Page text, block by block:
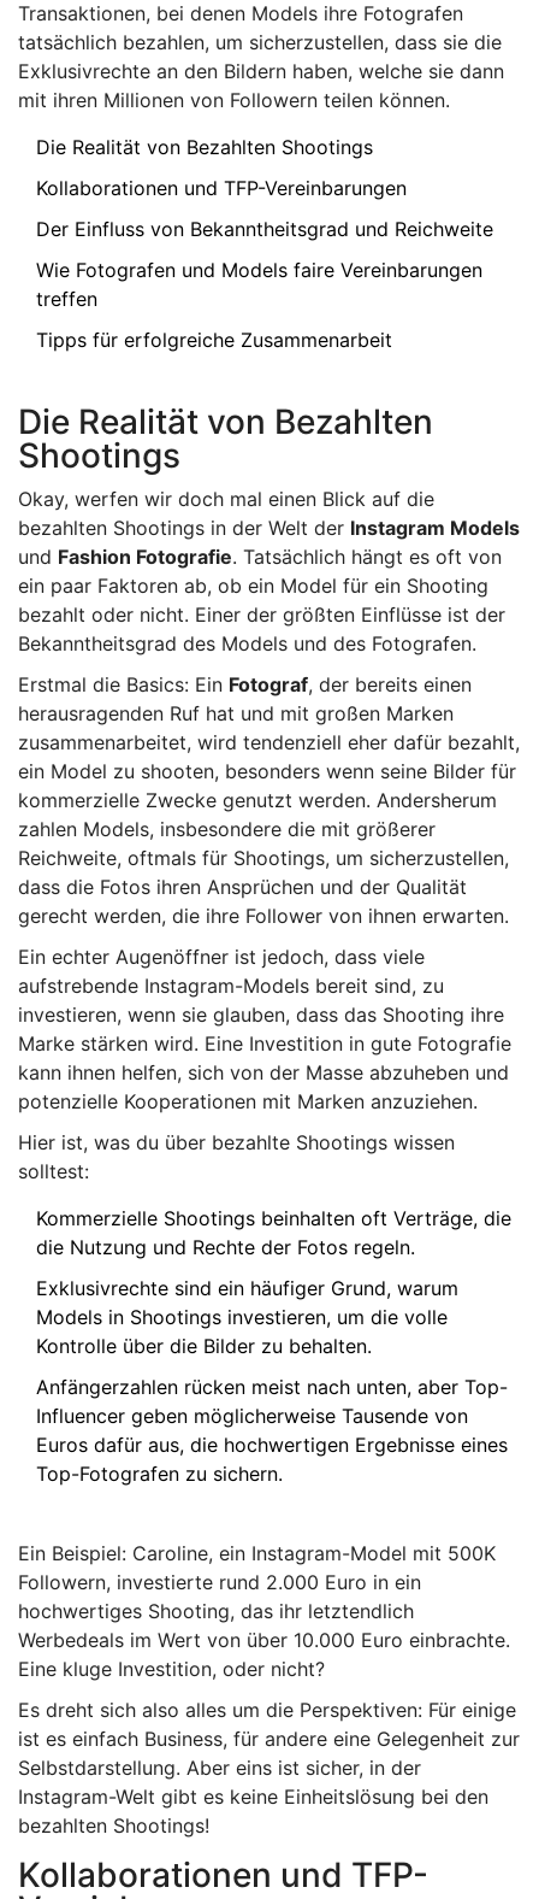
Transaktionen, bei denen Models ihre Fotografen
tatsächlich bezahlen, um sicherzustellen, dass sie die
Exklusivrechte an den Bildern haben, welche sie dann
mit ihren Millionen von Followern teilen können.
Die Realität von Bezahlten Shootings
Kollaborationen und TFP-Vereinbarungen
Der Einfluss von Bekanntheitsgrad und Reichweite
Wie Fotografen und Models faire Vereinbarungen
treffen
Tipps für erfolgreiche Zusammenarbeit
Die Realität von Bezahlten
Shootings
Okay, werfen wir doch mal einen Blick auf die
bezahlten Shootings in der Welt der Instagram Models
und Fashion Fotografie. Tatsächlich hängt es oft von
ein paar Faktoren ab, ob ein Model für ein Shooting
bezahlt oder nicht. Einer der größten Einflüsse ist der
Bekanntheitsgrad des Models und des Fotografen.
Erstmal die Basics: Ein Fotograf, der bereits einen
herausragenden Ruf hat und mit großen Marken
zusammenarbeitet, wird tendenziell eher dafür bezahlt,
ein Model zu shooten, besonders wenn seine Bilder für
kommerzielle Zwecke genutzt werden. Andersherum
zahlen Models, insbesondere die mit größerer
Reichweite, oftmals für Shootings, um sicherzustellen,
dass die Fotos ihren Ansprüchen und der Qualität
gerecht werden, die ihre Follower von ihnen erwarten.
Ein echter Augenöffner ist jedoch, dass viele
aufstrebende Instagram-Models bereit sind, zu
investieren, wenn sie glauben, dass das Shooting ihre
Marke stärken wird. Eine Investition in gute Fotografie
kann ihnen helfen, sich von der Masse abzuheben und
potenzielle Kooperationen mit Marken anzuziehen.
Hier ist, was du über bezahlte Shootings wissen
solltest:
Kommerzielle Shootings beinhalten oft Verträge, die
die Nutzung und Rechte der Fotos regeln.
Exklusivrechte sind ein häufiger Grund, warum
Models in Shootings investieren, um die volle
Kontrolle über die Bilder zu behalten.
Anfängerzahlen rücken meist nach unten, aber Top-
Influencer geben möglicherweise Tausende von
Euros dafür aus, die hochwertigen Ergebnisse eines
Top-Fotografen zu sichern.
Ein Beispiel: Caroline, ein Instagram-Model mit 500K
Followern, investierte rund 2.000 Euro in ein
hochwertiges Shooting, das ihr letztendlich
Werbedeals im Wert von über 10.000 Euro einbrachte.
Eine kluge Investition, oder nicht?
Es dreht sich also alles um die Perspektiven: Für einige
ist es einfach Business, für andere eine Gelegenheit zur
Selbstdarstellung. Aber eins ist sicher, in der
Instagram-Welt gibt es keine Einheitslösung bei den
bezahlten Shootings!
Kollaborationen und TFP-